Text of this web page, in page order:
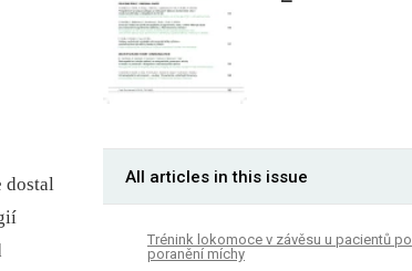
dostal
All articles in this issue
Trénink lokomoce v závěsu u pacientů po
poranění míchy